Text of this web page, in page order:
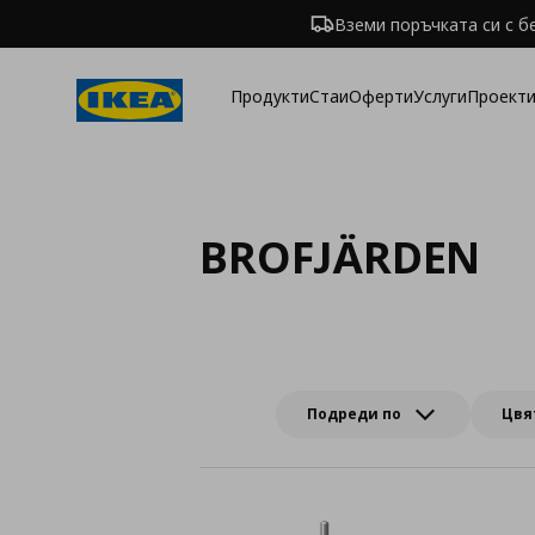
Вземи поръчката си с
ПродуктиСтаиОфертиУслуги
BROFJÄRDEN
Подреди по